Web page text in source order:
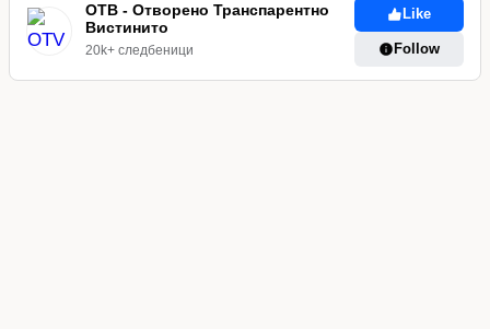
ОТВ - Отворено Транспарентно
Вистинито
20k+ следбеници
Like
Follow